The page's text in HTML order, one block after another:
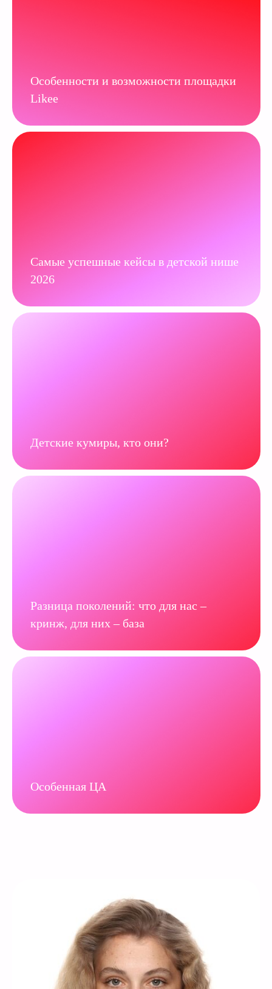
Особенности и возможности площадки
Likee
Самые успешные кейсы в детской нише
2026
Детские кумиры, кто они?
Разница поколений: что для нас –
кринж, для них – база
Особенная ЦА